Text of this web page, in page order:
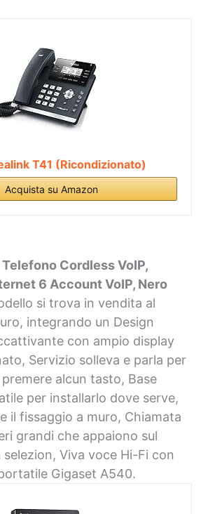
T41 (Ricondizionato)
Acquista su Amazon
Cordless VoIP,
6 Account VoIP, Nero
si trova in vendita al
integrando un Design
con ampio display
Servizio solleva e parla per
alcun tasto, Base
per installarlo dove serve,
il fissaggio a muro, Chiamata
grandi che appaiono sul
selezion, Viva voce Hi-Fi con
Gigaset A540.